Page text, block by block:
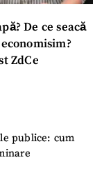
De ce seacă
ZdCe
publice: cum